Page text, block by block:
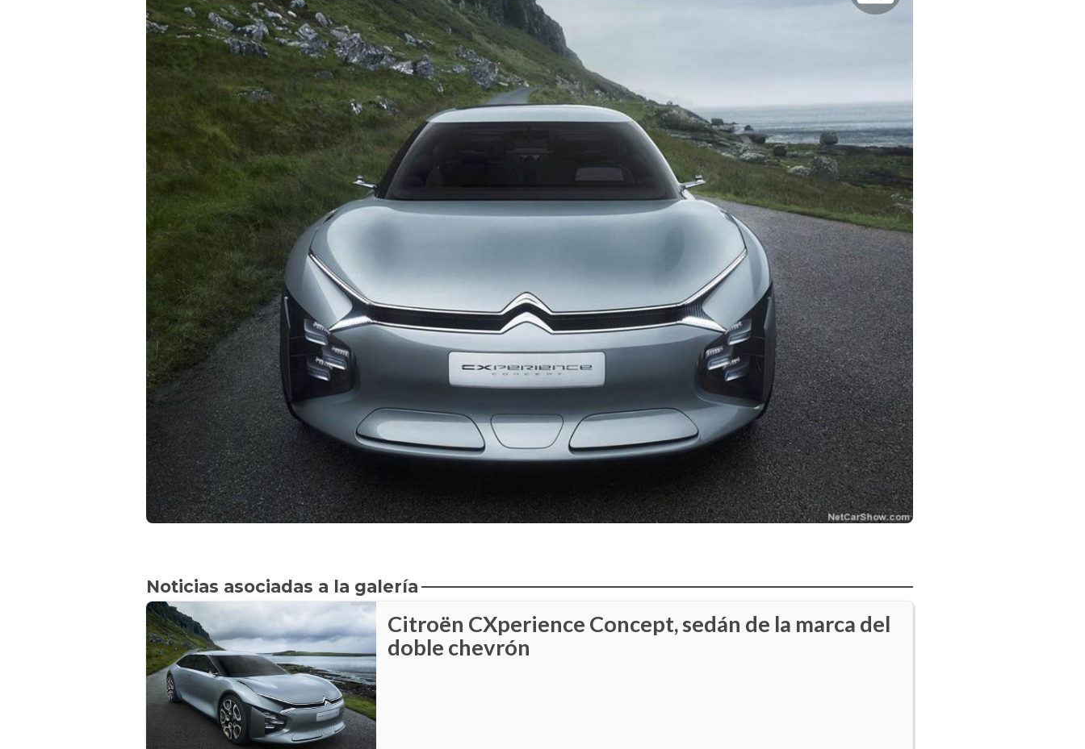
Noticias asociadas a la galería
Citroën CXperience Concept, sedán de la marca del
doble chevrón